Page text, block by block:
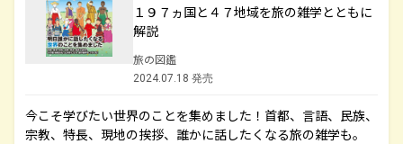
１９７ヵ国と４７地域を旅の雑学とともに
解説
旅の図鑑
2024.07.18 発売
今こそ学びたい世界のことを集めました！首都、言語、民族、
宗教、特長、現地の挨拶、誰かに話したくなる旅の雑学も。